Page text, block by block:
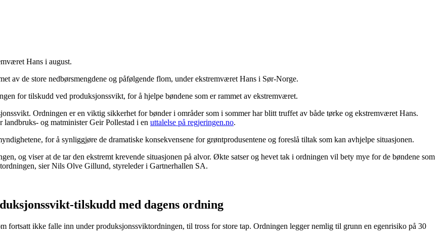
Hans i august.
av de store nedbørsmengdene og påfølgende flom, under ekstremværet Hans i Sør-Norge.
for tilskudd ved produksjonssvikt, for å hjelpe bøndene som er rammet av ekstremværet.
Ordningen er en viktig sikkerhet for bønder i områder som i sommer har blitt truffet av både tørke og ekstremværet Hans.
landbruks- og matminister Geir Pollestad i en uttalelse på regjeringen.no.
for å synliggjøre de dramatiske konsekvensene for grøntprodusentene og foreslå tiltak som kan avhjelpe situasjonen.
og viser at de tar den ekstremt krevende situasjonen på alvor. Økte satser og hevet tak i ordningen vil bety mye for de bøndene som
sier Nils Olve Gillund, styreleder i Gartnerhallen SA.
tilskudd med dagens ordning
fortsatt ikke falle inn under produksjonssviktordningen, til tross for store tap. Ordningen legger nemlig til grunn en egenrisiko på 30